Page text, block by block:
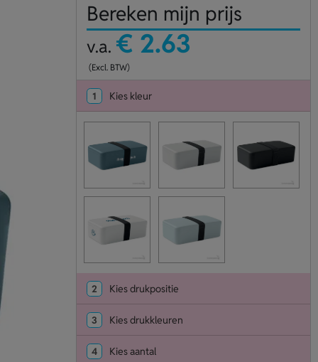
Bereken mijn prijs
v.a. € 2.63
(Excl. BTW)
1 Kies kleur
2 Kies drukpositie
3 Kies drukkleuren
4 Kies aantal